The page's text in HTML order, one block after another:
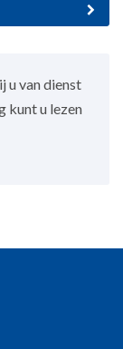
u van dienst
kunt u lezen